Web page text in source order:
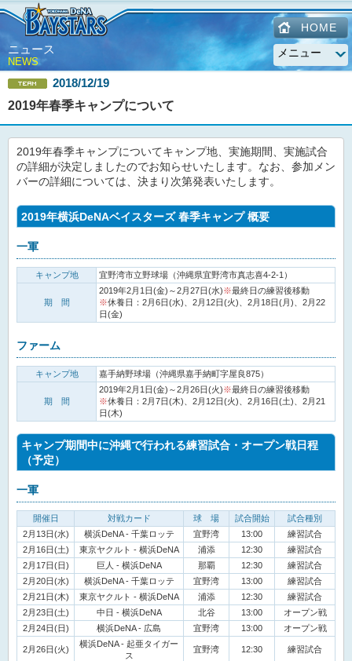
HOME
ニュース
NEWS
2018/12/19
2019年春季キャンプについて
2019年春季キャンプについてキャンプ地、実施期間、実施試合
の詳細が決定しましたのでお知らせいたします。なお、参加メン
バーの詳細については、決まり次第発表いたします。
2019年横浜DeNAベイスターズ 春季キャンプ 概要
一軍
キャンプ地 宜野湾市立野球場（沖縄県宜野湾市真志喜4-2-1）
期 間
2019年2月1日(金)～2月27日(水)※最終日の練習後移動
※休養日：2月6日(水)、2月12日(火)、2月18日(月)、2月22
日(金)
ファーム
キャンプ地 嘉手納野球場（沖縄県嘉手納町字屋良875）
期 間
2019年2月1日(金)～2月26日(火)※最終日の練習後移動
※休養日：2月7日(木)、2月12日(火)、2月16日(土)、2月21
日(木)
キャンプ期間中に沖縄で行われる練習試合・オープン戦日程
（予定）
一軍
開催日 対戦カード 球 場 試合開始
試合種別
2月13日(水)
横浜DeNA - 千葉ロッテ 宜野湾 13:00
練習試合
2月16日(土)
東京ヤクルト - 横浜DeNA 浦添 12:30
練習試合
2月17日(日)
巨人 - 横浜DeNA 那覇 12:30
練習試合
2月20日(水)
横浜DeNA - 千葉ロッテ 宜野湾 13:00
練習試合
2月21日(木)
東京ヤクルト - 横浜DeNA 浦添 12:30
練習試合
2月23日(土)
中日 - 横浜DeNA 北谷 13:00
オープン戦
2月24日(日)
横浜DeNA - 広島 宜野湾 13:00 オープン戦
2月26日(火)
横浜DeNA - 起亜タイガー
ス
宜野湾 12:30 練習試合